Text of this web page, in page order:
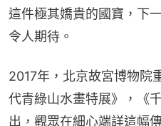
這件極其嬌貴的國寶，下
令人期待。
2017年，北京故宮博物
代青綠山水畫特展》，《
出，觀眾在細心端詳這幅